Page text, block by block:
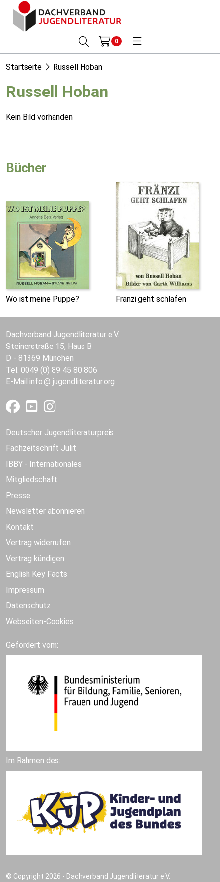
0
Startseite Russell Hoban
Russell Hoban
Kein Bild vorhanden
Bücher
Wo ist meine Puppe? Fränzi geht schlafen
Dachverband Jugendliteratur e.V.
Steinerstraße 15, Haus B
D - 81369 München
Tel. 0049 (0) 89 45 80 806
E-Mail info jugendliteratur.org
Deutscher Jugendliteraturpreis
Fachzeitschrift Julit
IBBY - Internationales
Mitgliedschaft
Presse
Newsletter abonnieren
Kontakt
Vertrag widerrufen
Vertrag kündigen
English Key Facts
Impressum
Datenschutz
Webseiten-Cookies
Gefördert vom:
Im Rahmen des:
© Copyright 2026 - Dachverband Jugendliteratur e.V.